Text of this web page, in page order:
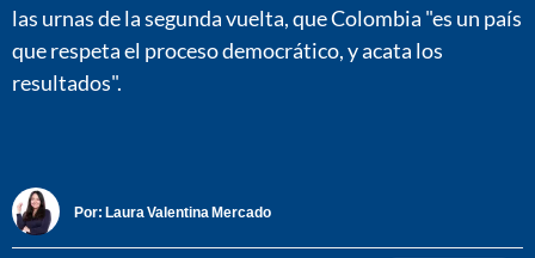
las urnas de la segunda vuelta, que Colombia "es un país
que respeta el proceso democrático, y acata los
resultados".
Por: Laura Valentina Mercado